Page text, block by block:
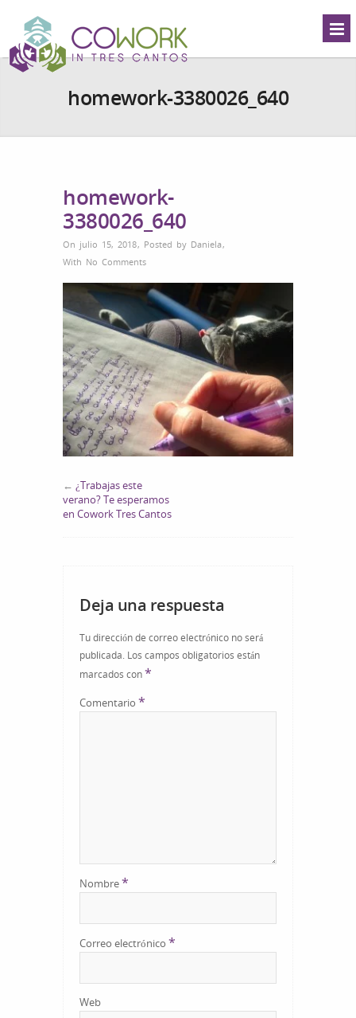
homework-3380026_640
homework-
3380026_640
On julio 15, 2018, Posted by Daniela,
With No Comments
← ¿Trabajas este
verano? Te esperamos
en Cowork Tres Cantos
Deja una respuesta
Tu dirección de correo electrónico no será
publicada. Los campos obligatorios están
marcados con*
Comentario *
Nombre*
Correo electrónico *
Web